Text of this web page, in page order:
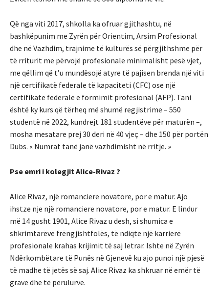
Që nga viti 2017, shkolla ka ofruar gjithashtu, në
bashkëpunim me Zyrën për Orientim, Arsim Profesional
dhe në Vazhdim, trajnime të kulturës së përgjithshme për
të rriturit me përvojë profesionale minimalisht pesë vjet,
me qëllim që t’u mundësojë atyre të pajisen brenda një viti
një certifikatë federale të kapaciteti (CFC) ose një
certifikatë federale e formimit profesional (AFP). Tani
është ky kurs që tërheq më shumë regjistrime – 550
studentë në 2022, kundrejt 181 studentëve për maturën –,
mosha mesatare prej 30 deri në 40 vjeç – dhe 150 për portën
Dubs. « Numrat tanë janë vazhdimisht në rritje. »
Pse emri i kolegjit Alice-Rivaz ?
Alice Rivaz, një romanciere novatore, por e matur. Ajo
ihstze nje një romanciere novatore, por e matur. E lindur
më 14 gusht 1901, Alice Rivaz u desh, si shumica e
shkrimtarëve frëngjishtfolës, të ndiqte një karrierë
profesionale krahas krijimit të saj letrar. Ishte në Zyrën
Ndërkombëtare të Punës në Gjenevë ku ajo punoi një pjesë
të madhe të jetës së saj. Alice Rivaz ka shkruar në emër të
grave dhe të përulurve.